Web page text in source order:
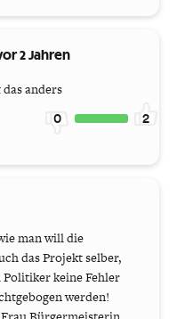
2 Jahren
anders
0 2
man will die
das Projekt selber,
Politiker keine Fehler
werden!